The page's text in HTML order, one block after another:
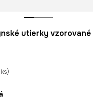
utierky vzorované